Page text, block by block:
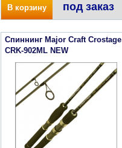
В корзину под заказ
Спиннинг Major Craft Crostage
CRK-902ML NEW